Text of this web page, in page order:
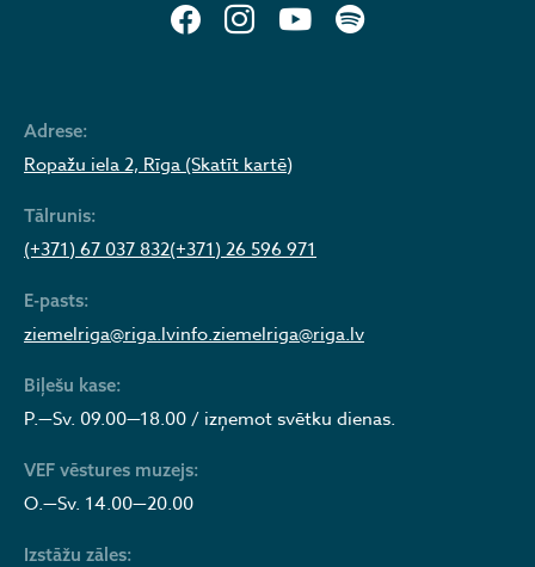
Adrese:
Ropažu iela 2, Rīga (Skatīt kartē)
Tālrunis:
(+371) 67 037 832(+371) 26 596 971
E-pasts:
ziemelriga@riga.lvinfo.ziemelriga@riga.lv
Biļešu kase:
P.—Sv. 09.00—18.00 / izņemot svētku dienas.
VEF vēstures muzejs:
O.—Sv. 14.00—20.00
Izstāžu zāles: